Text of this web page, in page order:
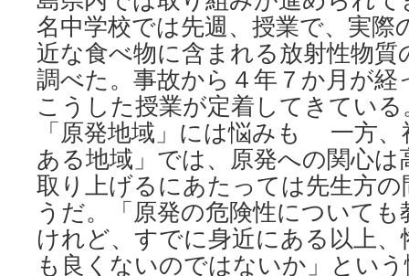
名中学校では先週、授業で、実際
近な食べ物に含まれる放射性物
調べた。事故から４年７か月が
こうした授業が定着してきてい
「原発地域」には悩みも 一方、
ある地域」では、原発への関心
取り上げるにあたっては先生方
うだ。「原発の危険性について
けれど、すでに身近にある以上
も良くないのではないか」とい